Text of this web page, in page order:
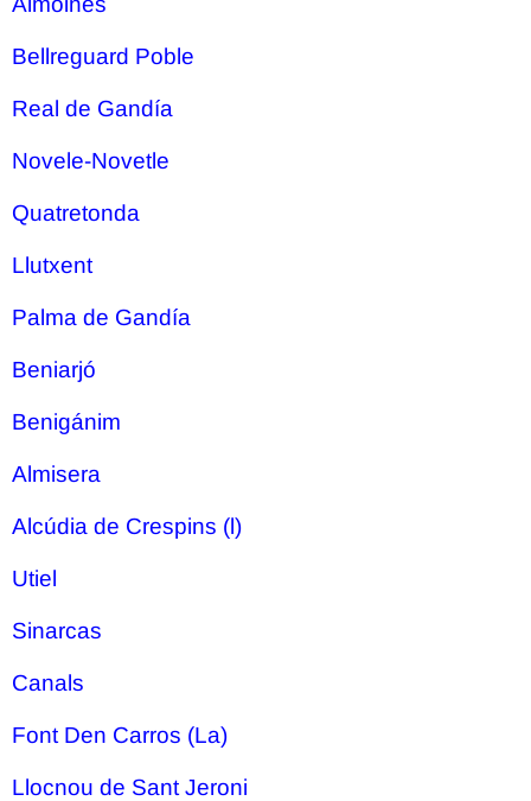
Bellreguard Poble
Real de Gandía
Novele-Novetle
Quatretonda
Llutxent
Palma de Gandía
Beniarjó
Benigánim
Almisera
Alcúdia de Crespins (l)
Utiel
Sinarcas
Canals
Font Den Carros (La)
Llocnou de Sant Jeroni